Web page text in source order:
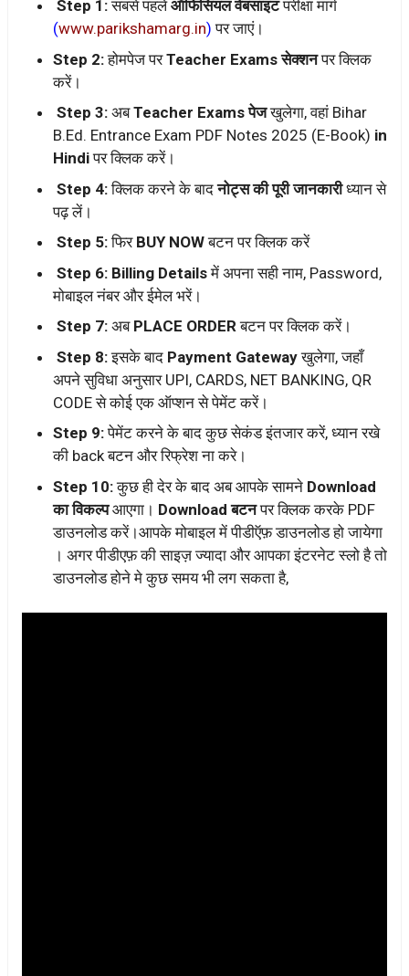
Step 1:सबसे पहलेऑफिसियल वेबसाइटपरीक्षा मार्ग
(www.parikshamarg.in) पर जाएं।
Step 2:होमपेज परTeacher Exams सेक्शनपर क्लिक
करें।
Step 3: अबTeacher Exams पेजखुलेगा, वहां Bihar
B.Ed. Entrance Exam PDF Notes 2025 (E-Book) in
Hindiपर क्लिक करें।
Step 4:क्लिक करने के बादनोट्स की पूरी जानकारीध्यान से
पढ़ लें।
Step 5:फिर BUY NOWबटन पर क्लिक करें
Step 6: Billing Detailsमें अपना सही नाम, Password,
मोबाइल नंबर और ईमेल भरें।
Step 7: अब PLACE ORDERबटन पर क्लिक करें।
Step 8:इसके बाद Payment Gatewayखुलेगा, जहाँ
अपने सुविधा अनुसार UPI, CARDS, NET BANKING, QR
CODE से कोई एक ऑप्शन से पेमेंट करें।
Step 9:पेमेंट करने के बाद कुछ सेकंड इंतजार करें, ध्यान रखे
की back बटन और रिफ्रेश ना करे।
Step 10:कुछ ही देर के बाद अब आपके सामने Download
का विकल्पआएगा। Download बटनपर क्लिक करके PDF
डाउनलोड करें।आपके मोबाइल में पीडीऍफ़ डाउनलोड हो जायेगा
। अगर पीडीएफ़ की साइज़ ज्यादा और आपका इंटरनेट स्लो है तो
डाउनलोड होने मे कुछ समय भी लग सकता है,